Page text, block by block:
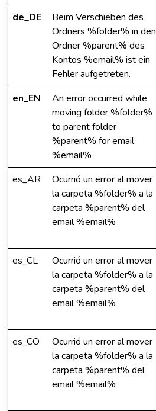
de_DE
Beim Verschieben des
Ordners %folder% in den
Ordner %parent% des
Kontos %email% ist ein
Fehler aufgetreten.
en_EN
An error occurred while
moving folder %folder%
to parent folder
%parent% for email
%email%
es_AR
Ocurrió un error al mover
la carpeta %folder% a la
carpeta %parent% del
email %email%
es_CL
Ocurrió un error al mover
la carpeta %folder% a la
carpeta %parent% del
email %email%
es_CO
Ocurrió un error al mover
la carpeta %folder% a la
carpeta %parent% del
email %email%